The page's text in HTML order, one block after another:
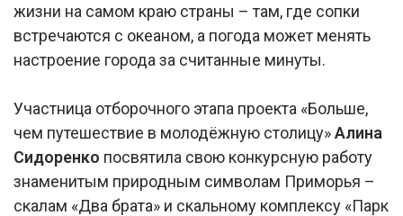
жизни на самом краю страны – там, где сопки
встречаются с океаном, а погода может менять
настроение города за считанные минуты.
Участница отборочного этапа проекта «Больше,
чем путешествие в молодёжную столицу»Алина
Сидоренко посвятила свою конкурсную работу
знаменитым природным символам Приморья –
скалам «Два брата» и скальному комплексу «Парк